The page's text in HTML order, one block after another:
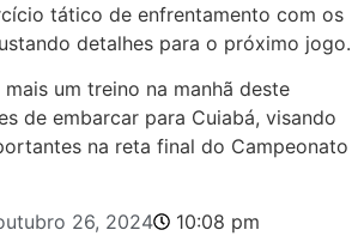
tático de enfrentamento com os
detalhes para o próximo jogo.
um treino na manhã deste
de embarcar para Cuiabá, visando
na reta final do Campeonato
26, 2024
10:08 pm